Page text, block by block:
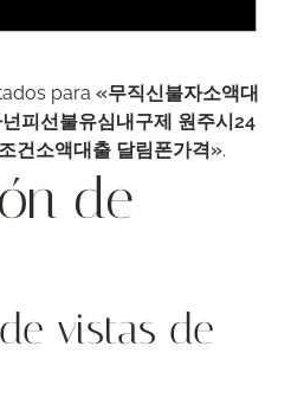
para «무직신불자소액대
피선불유심내구제 원주시24
건소액대출 달림폰가격».
de
vistas de